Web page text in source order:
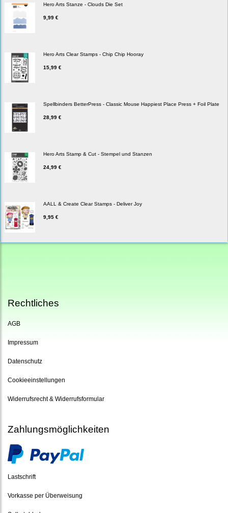
Hero Arts Stanze - Clouds Die Set
9,99 €
Hero Arts Clear Stamps - Chip Chip Hooray
15,99 €
Spellbinders BetterPress - Classic Mouse Happiest Place Press + Foil Plate
28,99 €
Hero Arts Stamp & Cut - Stempel und Stanzen
24,99 €
AALL & Create Clear Stamps - Deliver Joy
9,95 €
Rechtliches
AGB
Impressum
Datenschutz
Cookieeinstellungen
Widerrufsrecht & Widerrufsformular
Zahlungsmöglichkeiten
Lastschrift
Vorkasse per Überweisung